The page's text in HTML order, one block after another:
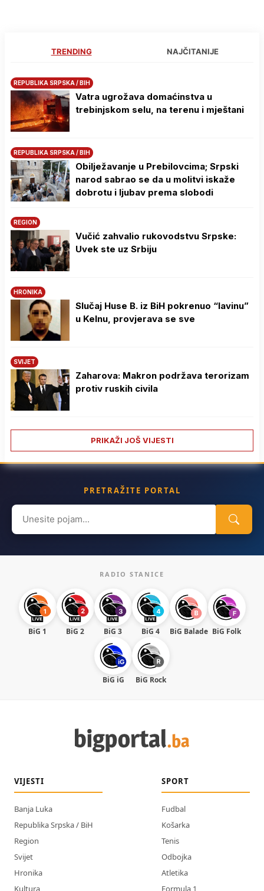
TRENDING NAJČITANIJE
REPUBLIKA SRPSKA / BIH
Vatra ugrožava domaćinstva u
trebinjskom selu, na terenu i mještani
REPUBLIKA SRPSKA / BIH
Obilježavanje u Prebilovcima; Srpski
narod sabrao se da u molitvi iskaže
dobrotu i ljubav prema slobodi
REGION
Vučić zahvalio rukovodstvu Srpske:
Uvek ste uz Srbiju
HRONIKA
Slučaj Huse B. iz BiH pokrenuo “lavinu”
u Kelnu, provjerava se sve
SVIJET
Zaharova: Makron podržava terorizam
protiv ruskih civila
PRIKAŽI JOŠ VIJESTI
PRETRAŽITE PORTAL
Search
for:
RADIO STANICE
BiG 1 BiG 2 BiG 3 BiG 4 BiG Balade BiG Folk
BiG iG BiG Rock
VIJESTI
Banja Luka
Republika Srpska / BiH
Region
Svijet
Hronika
Kultura
SPORT
Fudbal
Košarka
Tenis
Odbojka
Atletika
Formula 1